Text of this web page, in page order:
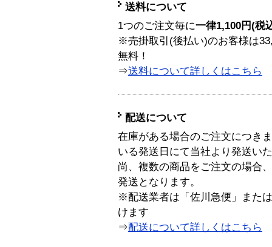
送料について
1つのご注文毎に一律1,100円(税
※売掛取引(後払い)のお客様は
無料！
⇒送料について詳しくはこちら
配送について
在庫がある場合のご注文につき
いる発送日にて当社より発送い
尚、複数の商品をご注文の場合
発送となります。
※配送業者は「佐川急便」また
けます
⇒配送について詳しくはこちら